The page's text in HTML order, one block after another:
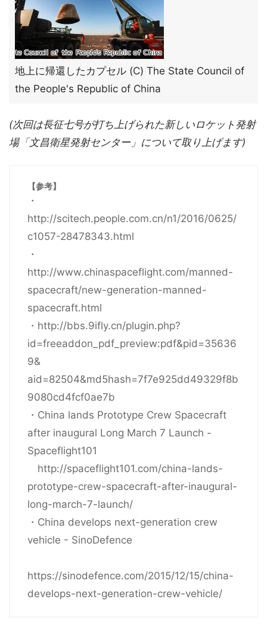
地上に帰還したカプセル (C) The State Council of
the People's Republic of China
(次回は長征七号が打ち上げられた新しいロケット発射
場「文昌衛星発射センター」について取り上げます)
【参考】
・
http://scitech.people.com.cn/n1/2016/0625/
c1057-28478343.html
・
http://www.chinaspaceflight.com/manned-
spacecraft/new-generation-manned-
spacecraft.html
・http://bbs.9ifly.cn/plugin.php?
id=freeaddon_pdf_preview:pdf&pid=35636
9&
aid=82504&md5hash=7f7e925dd49329f8b
9080cd4fcf0ae7b
・China lands Prototype Crew Spacecraft
after inaugural Long March 7 Launch -
Spaceflight101
http://spaceflight101.com/china-lands-
prototype-crew-spacecraft-after-inaugural-
long-march-7-launch/
・China develops next-generation crew
vehicle - SinoDefence
https://sinodefence.com/2015/12/15/china-
develops-next-generation-crew-vehicle/